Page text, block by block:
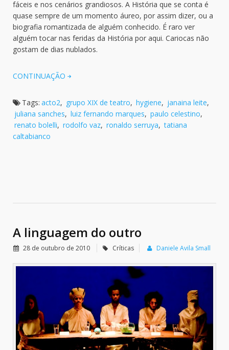
fáceis e nos cenários grandiosos. A História que se conta é
quase sempre de um momento áureo, por assim dizer, ou a
biografia romantizada de alguém conhecido. É raro ver
alguém tocar nas feridas da História por aqui. Cariocas não
gostam de dias nublados.
CONTINUAÇÃO
Tags: acto2, grupo XIX de teatro, hygiene, janaina leite,
juliana sanches, luiz fernando marques, paulo celestino,
renato bolelli, rodolfo vaz, ronaldo serruya, tatiana
caltabianco
A linguagem do outro
28 de outubro de 2010 Críticas Daniele Avila Small